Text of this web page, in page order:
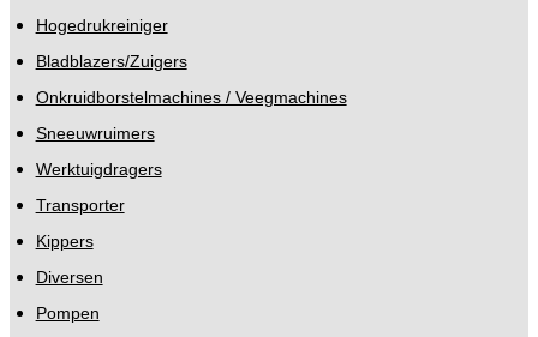
Hogedrukreiniger
Bladblazers/Zuigers
Onkruidborstelmachines / Veegmachines
Sneeuwruimers
Werktuigdragers
Transporter
Kippers
Diversen
Pompen